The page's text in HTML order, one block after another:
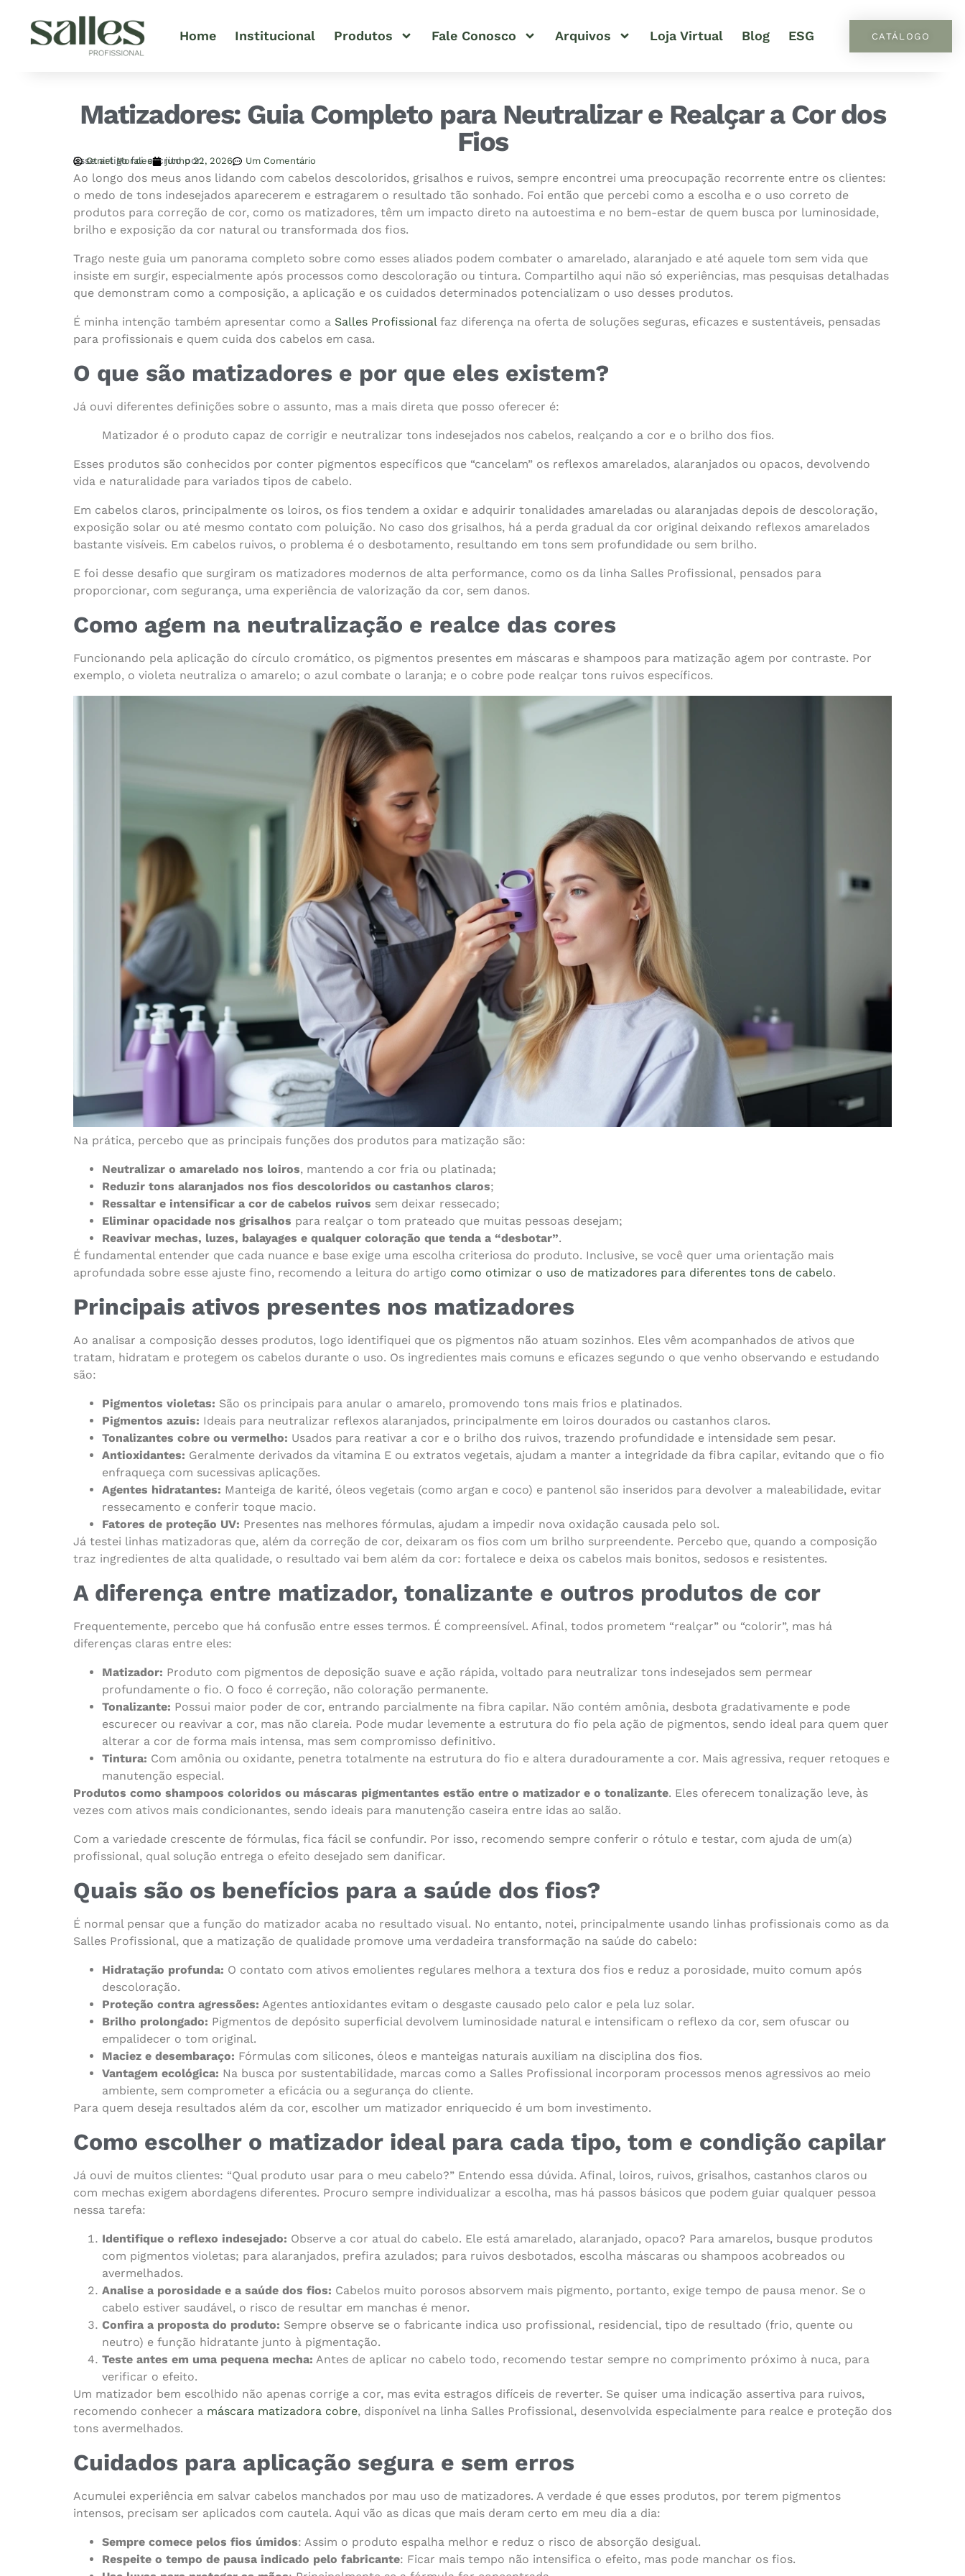
Home Institucional Produtos Fale Conosco Arquivos Loja Virtual Blog ESG CATÁLOGO
Matizadores: Guia Completo para Neutralizar e Realçar a Cor dos
Fios
Esse artigo foi escrito por:
Otniel Morales junho 22, 2026 Um Comentário
Ao longo dos meus anos lidando com cabelos descoloridos, grisalhos e ruivos, sempre encontrei uma preocupação recorrente entre os clientes:
o medo de tons indesejados aparecerem e estragarem o resultado tão sonhado. Foi então que percebi como a escolha e o uso correto de
produtos para correção de cor, como os matizadores, têm um impacto direto na autoestima e no bem-estar de quem busca por luminosidade,
brilho e exposição da cor natural ou transformada dos fios.
Trago neste guia um panorama completo sobre como esses aliados podem combater o amarelado, alaranjado e até aquele tom sem vida que
insiste em surgir, especialmente após processos como descoloração ou tintura. Compartilho aqui não só experiências, mas pesquisas detalhadas
que demonstram como a composição, a aplicação e os cuidados determinados potencializam o uso desses produtos.
É minha intenção também apresentar como a Salles Profissionalfaz diferença na oferta de soluções seguras, eficazes e sustentáveis, pensadas
para profissionais e quem cuida dos cabelos em casa.
O que são matizadores e por que eles existem?
Já ouvi diferentes definições sobre o assunto, mas a mais direta que posso oferecer é:
Matizador é o produto capaz de corrigir e neutralizar tons indesejados nos cabelos, realçando a cor e o brilho dos fios.
Esses produtos são conhecidos por conter pigmentos específicos que “cancelam” os reflexos amarelados, alaranjados ou opacos, devolvendo
vida e naturalidade para variados tipos de cabelo.
Em cabelos claros, principalmente os loiros, os fios tendem a oxidar e adquirir tonalidades amareladas ou alaranjadas depois de descoloração,
exposição solar ou até mesmo contato com poluição. No caso dos grisalhos, há a perda gradual da cor original deixando reflexos amarelados
bastante visíveis. Em cabelos ruivos, o problema é o desbotamento, resultando em tons sem profundidade ou sem brilho.
E foi desse desafio que surgiram os matizadores modernos de alta performance, como os da linha Salles Profissional, pensados para
proporcionar, com segurança, uma experiência de valorização da cor, sem danos.
Como agem na neutralização e realce das cores
Funcionando pela aplicação do círculo cromático, os pigmentos presentes em máscaras e shampoos para matização agem por contraste. Por
exemplo, o violeta neutraliza o amarelo; o azul combate o laranja; e o cobre pode realçar tons ruivos específicos.
Na prática, percebo que as principais funções dos produtos para matização são:
Neutralizar o amarelado nos loiros, mantendo a cor fria ou platinada;
Reduzir tons alaranjados nos fios descoloridos ou castanhos claros;
Ressaltar e intensificar a cor de cabelos ruivos sem deixar ressecado;
Eliminar opacidade nos grisalhos para realçar o tom prateado que muitas pessoas desejam;
Reavivar mechas, luzes, balayages e qualquer coloração que tenda a “desbotar”.
É fundamental entender que cada nuance e base exige uma escolha criteriosa do produto. Inclusive, se você quer uma orientação mais
aprofundada sobre esse ajuste fino, recomendo a leitura do artigo como otimizar o uso de matizadores para diferentes tons de cabelo.
Principais ativos presentes nos matizadores
Ao analisar a composição desses produtos, logo identifiquei que os pigmentos não atuam sozinhos. Eles vêm acompanhados de ativos que
tratam, hidratam e protegem os cabelos durante o uso. Os ingredientes mais comuns e eficazes segundo o que venho observando e estudando
são:
Pigmentos violetas: São os principais para anular o amarelo, promovendo tons mais frios e platinados.
Pigmentos azuis: Ideais para neutralizar reflexos alaranjados, principalmente em loiros dourados ou castanhos claros.
Tonalizantes cobre ou vermelho: Usados para reativar a cor e o brilho dos ruivos, trazendo profundidade e intensidade sem pesar.
Antioxidantes: Geralmente derivados da vitamina E ou extratos vegetais, ajudam a manter a integridade da fibra capilar, evitando que o fio
enfraqueça com sucessivas aplicações.
Agentes hidratantes: Manteiga de karité, óleos vegetais (como argan e coco) e pantenol são inseridos para devolver a maleabilidade, evitar
ressecamento e conferir toque macio.
Fatores de proteção UV: Presentes nas melhores fórmulas, ajudam a impedir nova oxidação causada pelo sol.
Já testei linhas matizadoras que, além da correção de cor, deixaram os fios com um brilho surpreendente. Percebo que, quando a composição
traz ingredientes de alta qualidade, o resultado vai bem além da cor: fortalece e deixa os cabelos mais bonitos, sedosos e resistentes.
A diferença entre matizador, tonalizante e outros produtos de cor
Frequentemente, percebo que há confusão entre esses termos. É compreensível. Afinal, todos prometem “realçar” ou “colorir”, mas há
diferenças claras entre eles:
Matizador: Produto com pigmentos de deposição suave e ação rápida, voltado para neutralizar tons indesejados sem permear
profundamente o fio. O foco é correção, não coloração permanente.
Tonalizante: Possui maior poder de cor, entrando parcialmente na fibra capilar. Não contém amônia, desbota gradativamente e pode
escurecer ou reavivar a cor, mas não clareia. Pode mudar levemente a estrutura do fio pela ação de pigmentos, sendo ideal para quem quer
alterar a cor de forma mais intensa, mas sem compromisso definitivo.
Tintura: Com amônia ou oxidante, penetra totalmente na estrutura do fio e altera duradouramente a cor. Mais agressiva, requer retoques e
manutenção especial.
Produtos como shampoos coloridos ou máscaras pigmentantes estão entre o matizador e o tonalizante. Eles oferecem tonalização leve, às
vezes com ativos mais condicionantes, sendo ideais para manutenção caseira entre idas ao salão.
Com a variedade crescente de fórmulas, fica fácil se confundir. Por isso, recomendo sempre conferir o rótulo e testar, com ajuda de um(a)
profissional, qual solução entrega o efeito desejado sem danificar.
Quais são os benefícios para a saúde dos fios?
É normal pensar que a função do matizador acaba no resultado visual. No entanto, notei, principalmente usando linhas profissionais como as da
Salles Profissional, que a matização de qualidade promove uma verdadeira transformação na saúde do cabelo:
Hidratação profunda: O contato com ativos emolientes regulares melhora a textura dos fios e reduz a porosidade, muito comum após
descoloração.
Proteção contra agressões: Agentes antioxidantes evitam o desgaste causado pelo calor e pela luz solar.
Brilho prolongado: Pigmentos de depósito superficial devolvem luminosidade natural e intensificam o reflexo da cor, sem ofuscar ou
empalidecer o tom original.
Maciez e desembaraço: Fórmulas com silicones, óleos e manteigas naturais auxiliam na disciplina dos fios.
Vantagem ecológica: Na busca por sustentabilidade, marcas como a Salles Profissional incorporam processos menos agressivos ao meio
ambiente, sem comprometer a eficácia ou a segurança do cliente.
Para quem deseja resultados além da cor, escolher um matizador enriquecido é um bom investimento.
Como escolher o matizador ideal para cada tipo, tom e condição capilar
Já ouvi de muitos clientes: “Qual produto usar para o meu cabelo?” Entendo essa dúvida. Afinal, loiros, ruivos, grisalhos, castanhos claros ou
com mechas exigem abordagens diferentes. Procuro sempre individualizar a escolha, mas há passos básicos que podem guiar qualquer pessoa
nessa tarefa:
Identifique o reflexo indesejado: Observe a cor atual do cabelo. Ele está amarelado, alaranjado, opaco? Para amarelos, busque produtos
com pigmentos violetas; para alaranjados, prefira azulados; para ruivos desbotados, escolha máscaras ou shampoos acobreados ou
avermelhados.
Analise a porosidade e a saúde dos fios: Cabelos muito porosos absorvem mais pigmento, portanto, exige tempo de pausa menor. Se o
cabelo estiver saudável, o risco de resultar em manchas é menor.
Confira a proposta do produto: Sempre observe se o fabricante indica uso profissional, residencial, tipo de resultado (frio, quente ou
neutro) e função hidratante junto à pigmentação.
Teste antes em uma pequena mecha: Antes de aplicar no cabelo todo, recomendo testar sempre no comprimento próximo à nuca, para
verificar o efeito.
Um matizador bem escolhido não apenas corrige a cor, mas evita estragos difíceis de reverter. Se quiser uma indicação assertiva para ruivos,
recomendo conhecer a máscara matizadora cobre, disponível na linha Salles Profissional, desenvolvida especialmente para realce e proteção dos
tons avermelhados.
Cuidados para aplicação segura e sem erros
Acumulei experiência em salvar cabelos manchados por mau uso de matizadores. A verdade é que esses produtos, por terem pigmentos
intensos, precisam ser aplicados com cautela. Aqui vão as dicas que mais deram certo em meu dia a dia:
Sempre comece pelos fios úmidos: Assim o produto espalha melhor e reduz o risco de absorção desigual.
Respeite o tempo de pausa indicado pelo fabricante: Ficar mais tempo não intensifica o efeito, mas pode manchar os fios.